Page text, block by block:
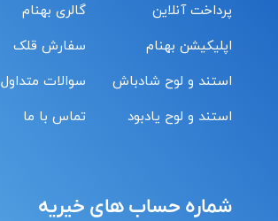
پرداخت آنلاین
اپلیکیشن بهنام
استند و لوح شادباش
استند و لوح یادبود
گالری بهنام
سفارش قلک
سوالات متداول
تماس با ما
شماره حساب های خیریه